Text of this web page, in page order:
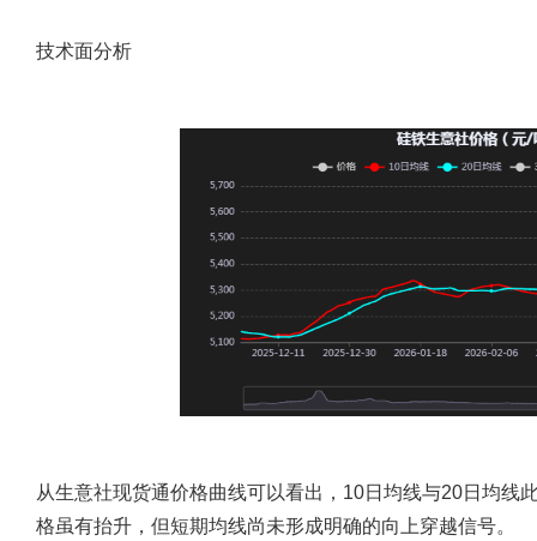
技术面分析
从生意社现货通价格曲线可以看出，10日均线与20日均线
格虽有抬升，但短期均线尚未形成明确的向上穿越信号。